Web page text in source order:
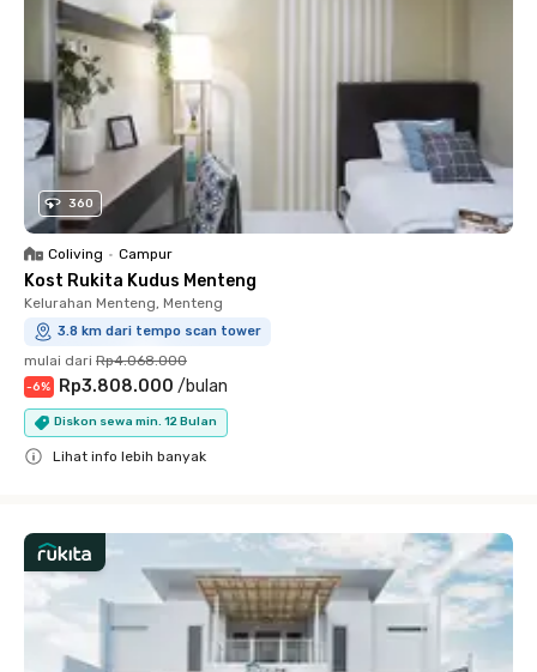
360
Coliving • Campur
Kost Rukita Kudus Menteng
Kelurahan Menteng, Menteng
3.8 km dari tempo scan tower
mulai dari Rp4.068.000
-6% Rp3.808.000 /bulan
Diskon sewa min. 12 Bulan
Lihat info lebih banyak